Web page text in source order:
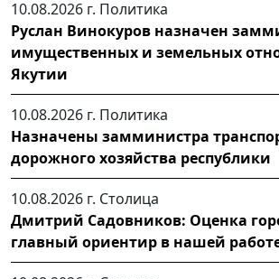
10.08.2026 г. Политика
Руслан Винокуров назначен
имущественных и земельных
Якутии
10.08.2026 г. Политика
Назначены замминистра
дорожного хозяйства республики
10.08.2026 г. Столица
Дмитрий Садовников: Оценка
главный ориентир в нашей